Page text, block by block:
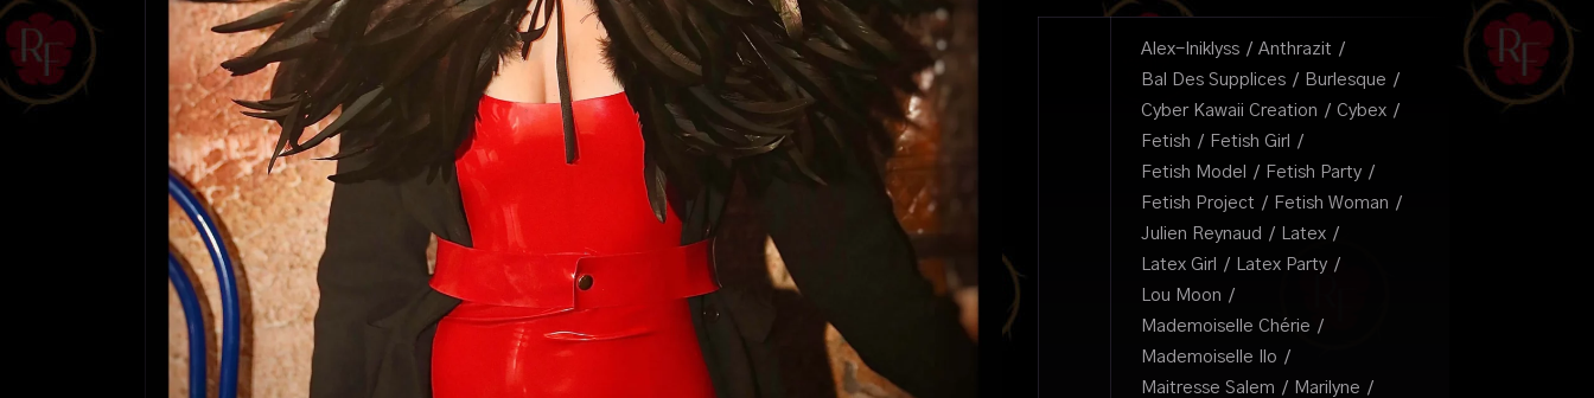
Alex-Iniklyss
Anthrazit
Bal Des Supplices
Burlesque
Cyber Kawaii Creation
Cybex
Fetish
Fetish Girl
Fetish Model
Fetish Party
Fetish Project
Fetish Woman
Julien Reynaud
Latex
Latex Girl
Latex Party
Lou Moon
Mademoiselle Chérie
Mademoiselle Ilo
Maitresse Salem
Marilyne